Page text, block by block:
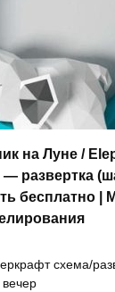
на Луне /
— развертка
бесплатно |
схема/